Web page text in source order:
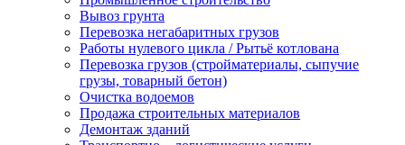
Вывоз грунта
Перевозка негабаритных грузов
Работы нулевого цикла / Рытьё котлована
Перевозка грузов (стройматериалы, сыпучие
грузы, товарный бетон)
Очистка водоемов
Продажа строительных материалов
Демонтаж зданий